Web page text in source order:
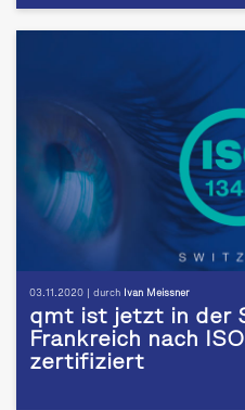
03.11.2020 | durch Ivan Meissner
qmt ist jetzt in der
Frankreich nach
zertifiziert